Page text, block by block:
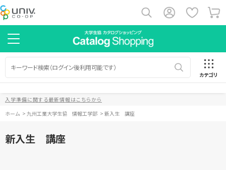
カテゴリ
入学準備に関する最新情報はこちらから
ホーム > 九州工業大学生協 情報工学部 > 新入生 講座
新入生 講座